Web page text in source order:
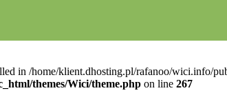
in /home/klient.dhosting.pl/rafanoo/wici.info/
themes/Wici/theme.php on line 267